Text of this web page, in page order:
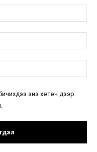
энэ хөтөч дээр